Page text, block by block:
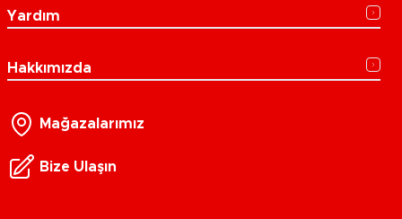
Yardım
Hakkımızda
Mağazalarımız
Bize Ulaşın